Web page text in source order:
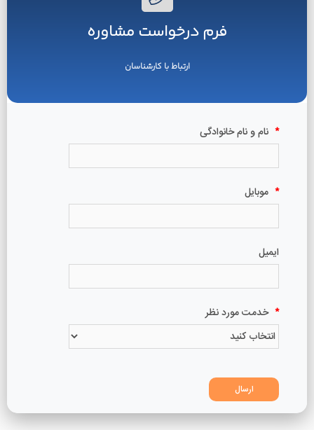
فرم درخواست مشاوره
ارتباط با کارشناسان